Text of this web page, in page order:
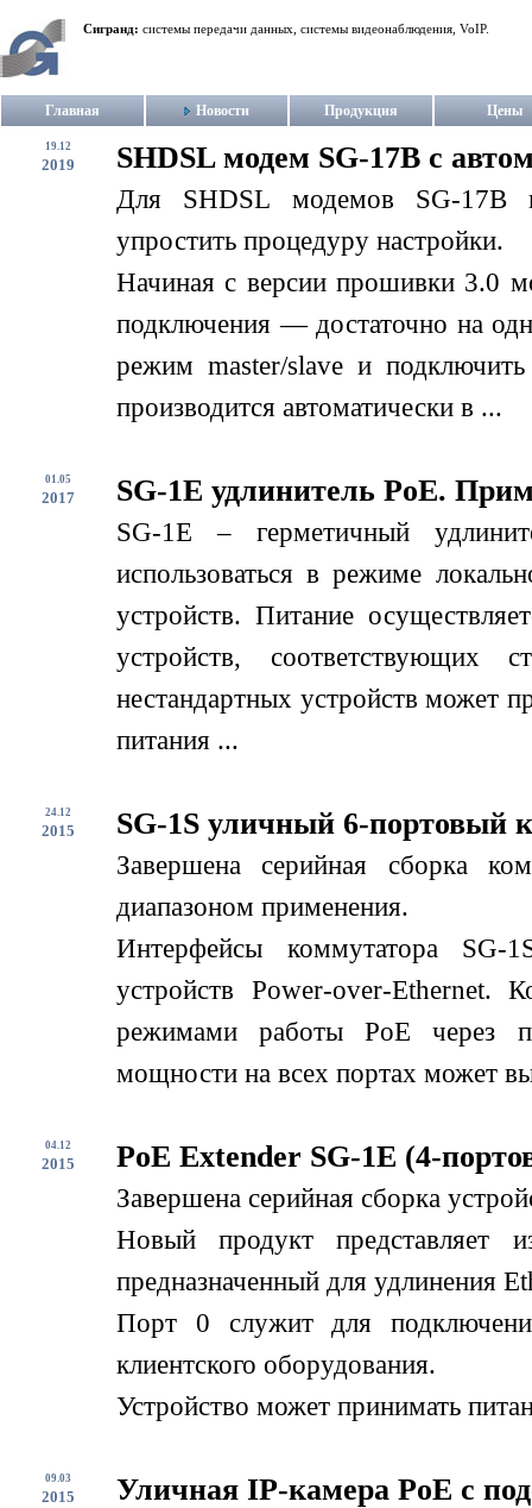
Сигранд: системы передачи данных, системы видеонаблюдения, VoIP.
Главная Новости Продукция Цены
19.12
2019 SHDSL модем SG-17B с
Для SHDSL модемов SG-17B
упростить процедуру настройки.
Начиная с версии прошивки 3.0
подключения — достаточно на
режим master/slave и
производится автоматически в ...
01.05
2017 SG-1E удлинитель PoE.
SG-1E – герметичный
использоваться в режиме
устройств. Питание
устройств, соответствующих
нестандартных устройств может
питания ...
24.12
2015 SG-1S уличный 6-портовый
Завершена серийная сборка
диапазоном применения.
Интерфейсы коммутатора SG-
устройств Power-over-Ethernet.
режимами работы PoE через
мощности на всех портах может
04.12
2015 PoE Extender SG-1E (4-
Завершена серийная сборка
Новый продукт представляет
предназначенный для удлинения
Порт 0 служит для
клиентского оборудования.
Устройство может принимать
09.03
2015 Уличная IP-камера PoE с